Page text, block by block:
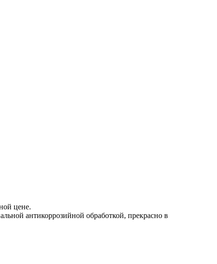
цене.
антикоррозийной обработкой, прекрасно в